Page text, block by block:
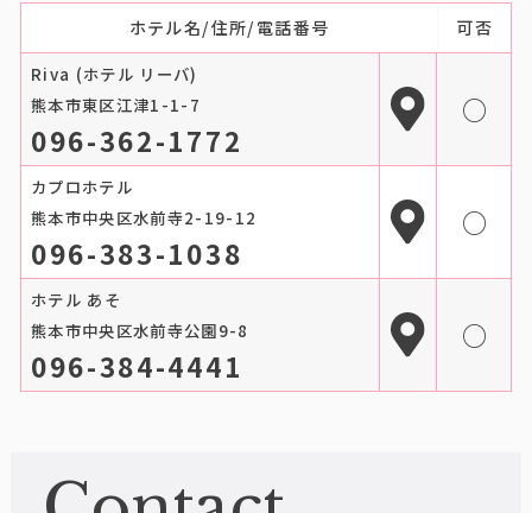
ホテル名/住所/電話番号
可否
Riva (ホテル リーバ)
熊本市東区江津1-1-7
096-362-1772
○
カプロホテル
熊本市中央区水前寺2-19-12
096-383-1038
○
ホテル あそ
熊本市中央区水前寺公園9-8
096-384-4441
○